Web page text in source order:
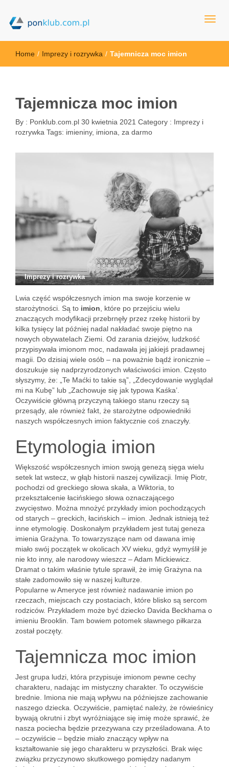
ponklub.com.pl
Home / Imprezy i rozrywka / Tajemnicza moc imion
Tajemnicza moc imion
By : Ponklub.com.pl 30 kwietnia 2021 Category : Imprezy i
rozrywka Tags: imieniny, imiona za darmo
Imprezy i rozrywka
Lwia część współczesnych imion ma swoje korzenie w
starożytności. Są to imion , które po przejściu wielu
znaczących modyfikacji przebrnęły przez rzekę historii by
kilka tysięcy lat później nadal nakładać swoje piętno na
nowych obywatelach Ziemi. Od zarania dziejów, ludzkość
przypisywała imionom moc, nadawała jej jakiejś pradawnej
magii. Do dzisiaj wiele osób – na poważnie bądź ironicznie –
doszukuje się nadprzyrodzonych właściwości imion. Często
słyszymy, że: „Te Maćki to takie są”, „Zdecydowanie wyglądał
mi na Kubę” lub „Zachowuje się jak typowa Kaśka’.
Oczywiście główną przyczyną takiego stanu rzeczy są
przesądy, ale również fakt, że starożytne odpowiedniki
naszych współczesnych imion faktycznie coś znaczyły.
Etymologia imion
Większość współczesnych imion swoją genezą sięga wielu
setek lat wstecz, w głąb historii naszej cywilizacji. Imię Piotr,
pochodzi od greckiego słowa skała, a Wiktoria, to
przekształcenie łacińskiego słowa oznaczającego
zwycięstwo. Można mnożyć przykłady imion pochodzących
od starych – greckich, łacińskich – imion. Jednak istnieją też
inne etymologię. Doskonałym przykładem jest tutaj geneza
imienia Grażyna. To towarzyszące nam od dawana imię
miało swój początek w okolicach XV wieku, gdyż wymyślił je
nie kto inny, ale narodowy wieszcz – Adam Mickiewicz.
Dramat o takim właśnie tytule sprawił, że imię Grażyna na
stałe zadomowiło się w naszej kulturze.
Popularne w Ameryce jest również nadawanie imion po
rzeczach, miejscach czy postaciach, które blisko są sercom
rodziców. Przykładem może być dziecko Davida Beckhama o
imieniu Brooklin. Tam bowiem potomek sławnego piłkarza
został poczęty.
Tajemnicza moc imion
Jest grupa ludzi, która przypisuje imionom pewne cechy
charakteru, nadając im mistyczny charakter. To oczywiście
brednie. Imiona nie mają wpływu na późniejsze zachowanie
naszego dziecka. Oczywiście, pamiętać należy, że rówieśnicy
bywają okrutni i zbyt wyróżniające się imię może sprawić, że
nasza pociecha będzie przezywana czy prześladowana. A to
– oczywiście – będzie miało znaczący wpływ na
kształtowanie się jego charakteru w przyszłości. Brak więc
związku przyczynowo skutkowego pomiędzy nadanym